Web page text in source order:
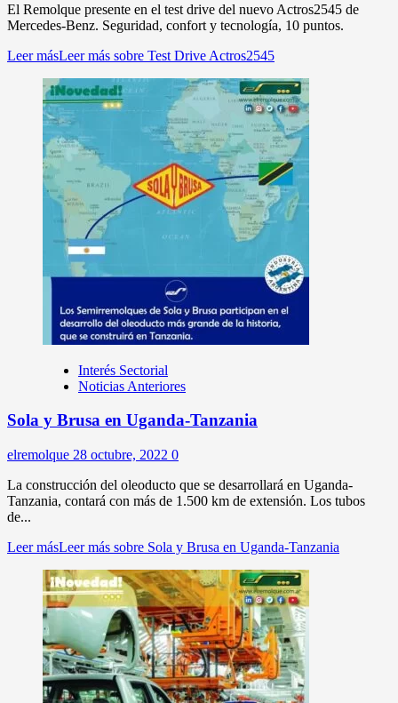
El Remolque presente en el test drive del nuevo Actros2545 de
Mercedes-Benz. Seguridad, confort y tecnología, 10 puntos.
Leer másLeer más sobre Test Drive Actros2545
Interés Sectorial
Noticias Anteriores
Sola y Brusa en Uganda-Tanzania
elremolque 28 octubre, 2022 0
La construcción del oleoducto que se desarrollará en Uganda-
Tanzania, contará con más de 1.500 km de extensión. Los tubos
de...
Leer másLeer más sobre Sola y Brusa en Uganda-Tanzania